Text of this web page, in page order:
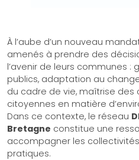
À l’aube d’un nouveau
amenés à prendre des
l’avenir de leurs communes :
publics, adaptation au
du cadre de vie, maîtrise des
citoyennes en matière
Dans ce contexte, le réseau
Bretagne constitue une
accompagner les
pratiques.